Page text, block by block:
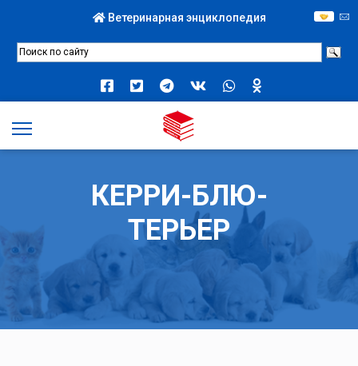
Ветеринарная энциклопедия
КЕРРИ-БЛЮ-
ТЕРЬЕР